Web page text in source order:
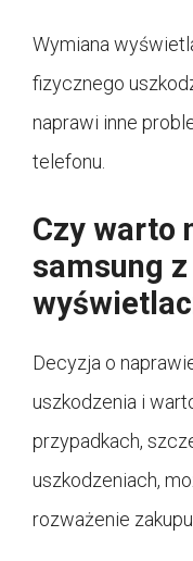
Wymiana
fizycznego
naprawi inne
telefonu.
Czy warto
samsung
Decyzja o
uszkodzenia i
przypadkach,
uszkodzeniach,
rozważenie